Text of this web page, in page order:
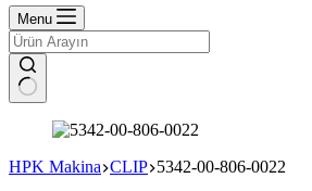
Menu
HPK Makina CLIP 5342-00-806-0022